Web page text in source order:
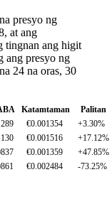
presyo ng
at ang
tingnan ang higit
ang presyo ng
24 na oras, 30
Katamtaman
Palitan
€0.001354
+3.30%
€0.001516
+17.12%
€0.001359
+47.85%
€0.002484 -73.25%